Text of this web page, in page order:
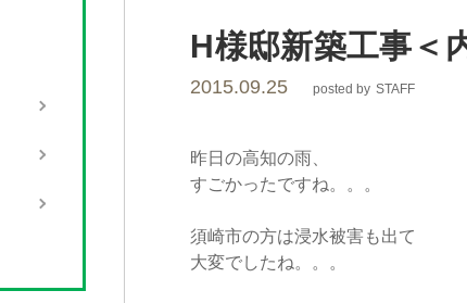
ョ
ン
H様邸新築工事＜
2015.09.25 posted by STAFF
昨日の高知の雨、
すごかったですね。。。
須崎市の方は浸水被害も出て
大変でしたね。。。